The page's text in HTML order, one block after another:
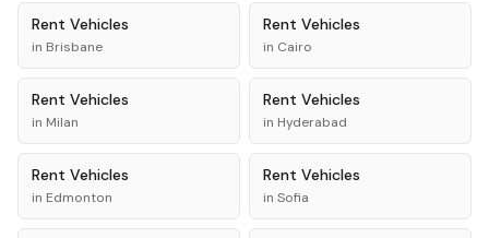
Rent Vehicles
in Brisbane
Rent Vehicles
in Cairo
Rent Vehicles
in Milan
Rent Vehicles
in Hyderabad
Rent Vehicles
in Edmonton
Rent Vehicles
in Sofia